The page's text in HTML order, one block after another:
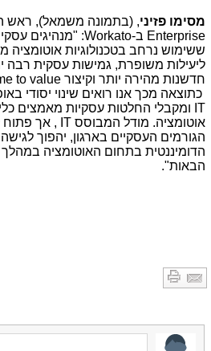
מסימו פזיני, (בתמונה משמאל), ראש
Enterprise ב-:Workato "מנהיגים
ששימוש נרחב בטכנולוגיות אוטומציה
ליעילות משופרת, גמישות עסקית רבה
חדשנות מהירה יותר וקיצור to value
כתוצאה מכך אנו רואים שינוי יסודי
IT ומקבלי החלטות עסקיות מאמצים כלי
אוטומציה. מודל המבוסס IT , אך פתוח
הגורמים העסקיים בארגון, יהפוך לגישה
הבאות".